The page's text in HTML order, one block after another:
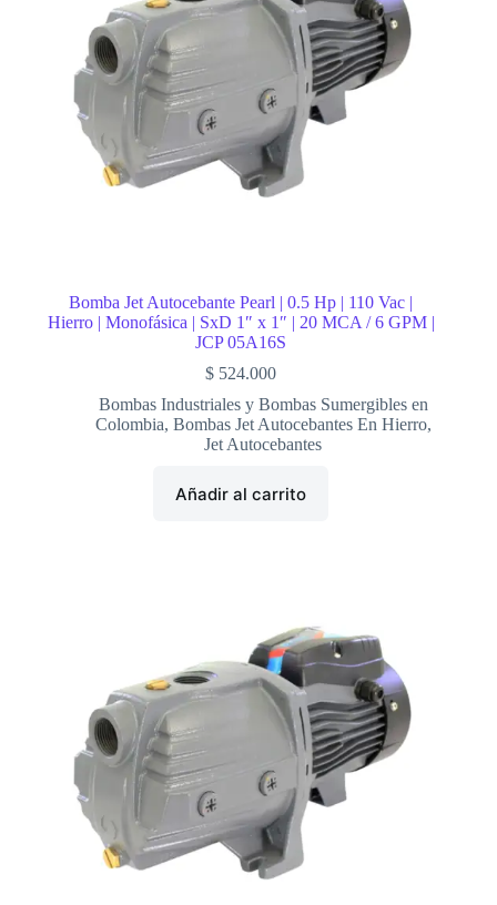
Bomba Jet Autocebante Pearl | 0.5 Hp | 110 Vac |
Hierro | Monofásica | SxD 1″ x 1″ | 20 MCA / 6 GPM |
JCP 05A16S
$ 524.000
Bombas Industriales y Bombas Sumergibles en
Colombia, Bombas Jet Autocebantes En Hierro,
Jet Autocebantes
Añadir al carrito